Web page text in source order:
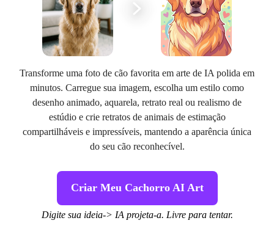
Transforme uma foto de cão favorita em arte de IA polida em
minutos. Carregue sua imagem, escolha um estilo como
desenho animado, aquarela, retrato real ou realismo de
estúdio e crie retratos de animais de estimação
compartilháveis e impressíveis, mantendo a aparência única
do seu cão reconhecível.
Criar Meu Cachorro AI Art
Digite sua ideia-> IA projeta-a. Livre para tentar.